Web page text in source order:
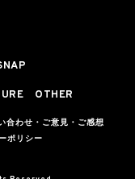
OTHER
合わせ・ご意見・ご感想
ポリシー